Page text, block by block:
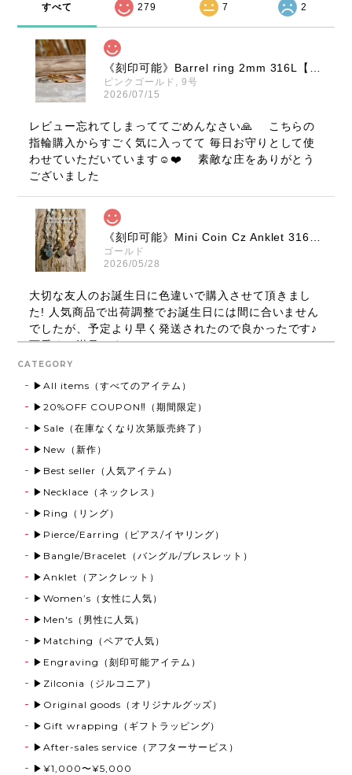
すべて 279 7 2
ピンクゴールド, 9号
2026/07/15
レビュー忘れてしまっててごめんなさい🙏 こちらの
指輪購入からすごく気に入ってて 毎日お守りとして使
わせていただいています☺️❤️ 素敵な庄をありがとう
ございました
ゴールド
2026/05/28
大切な友人のお誕生日に色違いで購入させて頂きまし
た! 人気商品で出荷調整でお誕生日には間に合いません
でしたが、予定より早く発送されたので良かったです♪
可愛くて満足です！
Round Ring 316L【Very's Hawaii】
2026/03/13
すごく良かったです。ありがとうございました。
ゴールド
2025/12/13
クリスマスプレゼントに購入させて頂きました！ めち
ゃくちゃ可愛くてとても喜んでいます。 ペアで買った
のでまだ渡せてませんが、喜んで貰えたら嬉しいな!!愛
用させて頂きます。ありがとうございました!!
2025/12/05
CATEGORY
▶All items（すべてのアイテム）
▶20%OFF COUPON‼（期間限定）
▶Sale（在庫なくなり次第販売終了）
▶New（新作）
▶Best seller（人気アイテム）
▶Necklace（ネックレス）
▶Ring（リング）
▶Pierce/Earring（ピアス/イヤリング）
▶Bangle/Bracelet（バングル/ブレスレット）
▶Anklet（アンクレット）
▶Women’s（女性に人気）
▶Men's（男性に人気）
▶Matching（ペアで人気）
▶Engraving（刻印可能アイテム）
▶Zilconia（ジルコニア）
▶Original goods（オリジナルグッズ）
▶Gift wrapping（ギフトラッピング）
▶After-sales service（アフターサービス）
▶¥1,000〜¥5,000